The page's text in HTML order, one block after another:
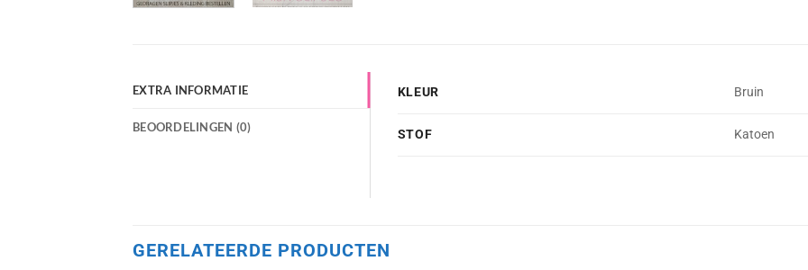
EXTRA INFORMATIE
BEOORDELINGEN (0)
KLEUR Bruin
STOF Katoen
GERELATEERDE PRODUCTEN